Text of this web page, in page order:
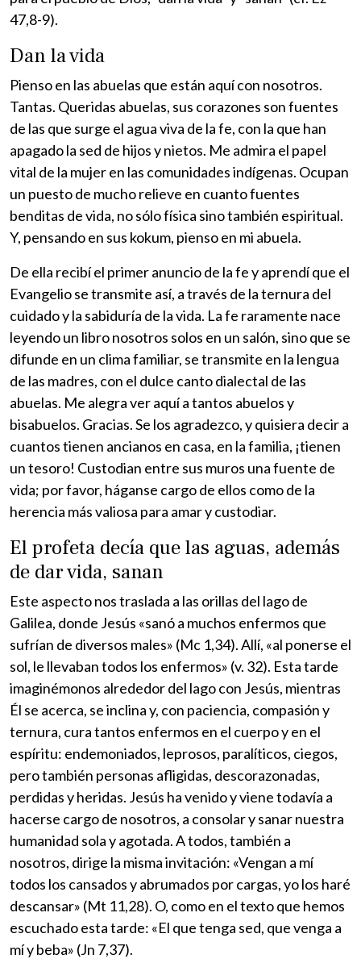
47,8-9).
Dan la vida
Pienso en las abuelas que están aquí con nosotros.
Tantas. Queridas abuelas, sus corazones son fuentes
de las que surge el agua viva de la fe, con la que han
apagado la sed de hijos y nietos. Me admira el papel
vital de la mujer en las comunidades indígenas. Ocupan
un puesto de mucho relieve en cuanto fuentes
benditas de vida, no sólo física sino también espiritual.
Y, pensando en sus kokum, pienso en mi abuela.
De ella recibí el primer anuncio de la fe y aprendí que el
Evangelio se transmite así, a través de la ternura del
cuidado y la sabiduría de la vida. La fe raramente nace
leyendo un libro nosotros solos en un salón, sino que se
difunde en un clima familiar, se transmite en la lengua
de las madres, con el dulce canto dialectal de las
abuelas. Me alegra ver aquí a tantos abuelos y
bisabuelos. Gracias. Se los agradezco, y quisiera decir a
cuantos tienen ancianos en casa, en la familia, ¡tienen
un tesoro! Custodian entre sus muros una fuente de
vida; por favor, háganse cargo de ellos como de la
herencia más valiosa para amar y custodiar.
El profeta decía que las aguas, además
de dar vida, sanan
Este aspecto nos traslada a las orillas del lago de
Galilea, donde Jesús «sanó a muchos enfermos que
sufrían de diversos males» (Mc 1,34). Allí, «al ponerse el
sol, le llevaban todos los enfermos» (v. 32). Esta tarde
imaginémonos alrededor del lago con Jesús, mientras
Él se acerca, se inclina y, con paciencia, compasión y
ternura, cura tantos enfermos en el cuerpo y en el
espíritu: endemoniados, leprosos, paralíticos, ciegos,
pero también personas afligidas, descorazonadas,
perdidas y heridas. Jesús ha venido y viene todavía a
hacerse cargo de nosotros, a consolar y sanar nuestra
humanidad sola y agotada. A todos, también a
nosotros, dirige la misma invitación: «Vengan a mí
todos los cansados y abrumados por cargas, yo los haré
descansar» (Mt 11,28). O, como en el texto que hemos
escuchado esta tarde: «El que tenga sed, que venga a
mí y beba» (Jn 7,37).